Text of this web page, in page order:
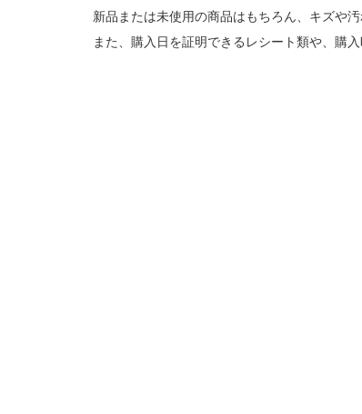
新品または未使用の商品はもちろん、キズや
また、購入日を証明できるレシート類や、購